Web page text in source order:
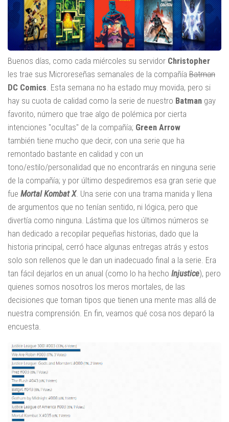
Buenos días, como cada miércoles su servidor Christopher
les trae sus Microreseñas semanales de la compañía Batman
DC Comics. Esta semana no ha estado muy movida, pero si
hay su cuota de calidad como la serie de nuestro Batman gay
favorito, número que trae algo de polémica por cierta
intenciones "ocultas" de la compañía; Green Arrow
también tiene mucho que decir, con una serie que ha
remontado bastante en calidad y con un
tono/estilo/personalidad que no encontrarás en ninguna serie
de la compañía; y por último despediremos esa gran serie que
fue Mortal Kombat X. Una serie con una trama manida y llena
de argumentos que no tenían sentido, ni lógica, pero que
divertía como ninguna. Lástima que los últimos números se
han dedicado a recopilar pequeñas historias, dado que la
historia principal, cerró hace algunas entregas atrás y estos
solo son rellenos que le dan un inadecuado final a la serie. Era
tan fácil dejarlos en un anual (como lo ha hecho Injustice), pero
quienes somos nosotros los meros mortales, de las
decisiones que toman tipos que tienen una mente mas allá de
nuestra comprensión. En fin, veamos qué cosa nos deparó la
encuesta.